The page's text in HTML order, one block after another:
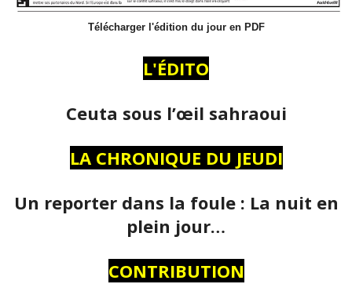
Télécharger l'édition du jour en PDF
L'ÉDITO
Ceuta sous l’œil sahraoui
LA CHRONIQUE DU JEUDI
Un reporter dans la foule : La nuit en
plein jour…
CONTRIBUTION